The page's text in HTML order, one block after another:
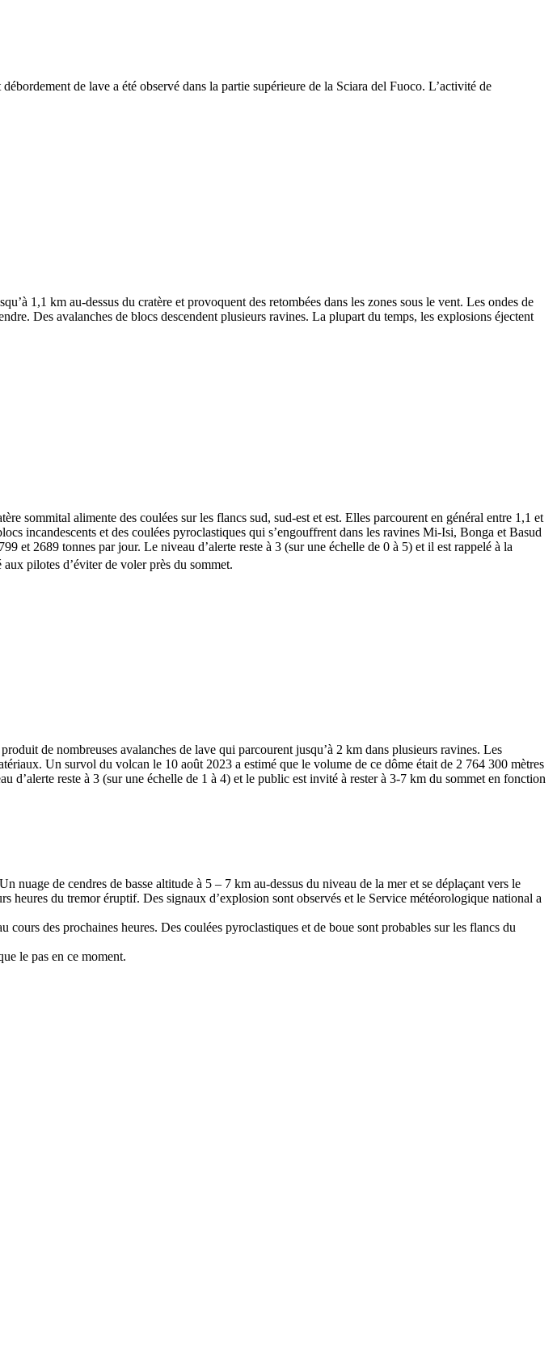
de lave a été observé dans la partie supérieure de la Sciara del Fuoco. L’activité de
1,1 km au-dessus du cratère et provoquent des retombées dans les zones sous le vent. Les ondes de
Des avalanches de blocs descendent plusieurs ravines. La plupart du temps, les explosions éjectent
sommital alimente des coulées sur les flancs sud, sud-est et est. Elles parcourent en général entre 1,1 et
incandescents et des coulées pyroclastiques qui s’engouffrent dans les ravines Mi-Isi, Bonga et Basud
et 2689 tonnes par jour. Le niveau d’alerte reste à 3 (sur une échelle de 0 à 5) et il est rappelé à la
pilotes d’éviter de voler près du sommet.
de nombreuses avalanches de lave qui parcourent jusqu’à 2 km dans plusieurs ravines. Les
Un survol du volcan le 10 août 2023 a estimé que le volume de ce dôme était de 2 764 300 mètres
reste à 3 (sur une échelle de 1 à 4) et le public est invité à rester à 3-7 km du sommet en fonction
de cendres de basse altitude à 5 – 7 km au-dessus du niveau de la mer et se déplaçant vers le
heures du tremor éruptif. Des signaux d’explosion sont observés et le Service météorologique national a
des prochaines heures. Des coulées pyroclastiques et de boue sont probables sur les flancs du
le pas en ce moment.